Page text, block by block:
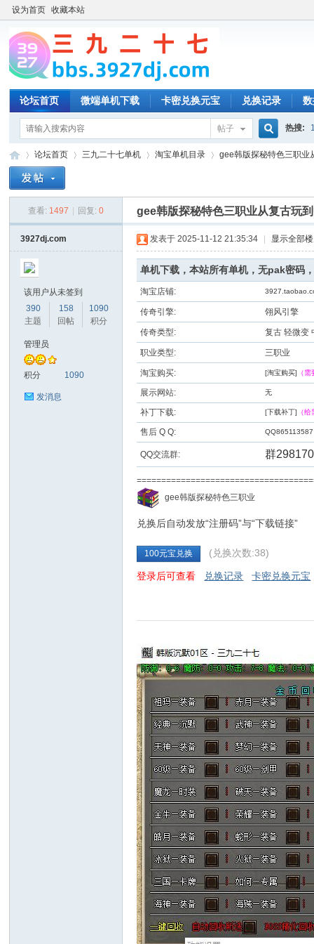
设为首页 收藏本站
论坛首页 微端单机下载 卡密兑换元宝 兑换记录
帖子
搜
索
热搜:
论坛首页 三九二十七单机
›
淘宝单机目录
›
gee韩版探秘特色三职业
查看: 1497 回复: 0 gee韩版探秘特色三职业从复古玩
3927dj.com
该用户从未签到
390
主题
158
回帖
1090
积分
管理员
积分 1090
发消息
发表于 2025-11-12 21:35:34 显示全部
单机下载，本站所有单机，无pak密码
淘宝店铺:
传奇引擎: 翎风引擎
传奇类型: 复古 轻微变
职业类型: 三职业
淘宝购买: [淘宝购买] （
展示网站: 无
补丁下载: [下载补丁] （
售后 Q Q: QQ865113587
QQ交流群: 群
gee韩版探秘特色三职业
兑换后自动发放“注册码”与“下载链接”
100元宝兑换 (兑换次数:38)
登录后可查看 兑换记录 卡密兑换元宝